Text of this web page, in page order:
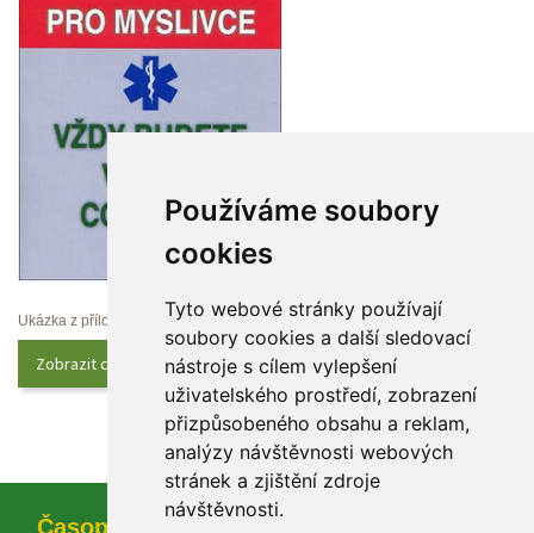
Používáme soubory
cookie
Tyto webové stránky používají
oubory cookies a další sledovací
nástroje s cílem vylepšení
uživatelského prostředí, zobrazení
přizpůsobeného obsahu a reklam,
analýzy návštěvnosti webových
tránek a zjištění zdroje
návštěvnosti.
Ukázka z přílohy
Zobrazit celý obsah
Časopi